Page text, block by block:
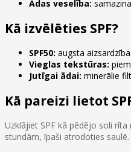
Ādas veselība:
Kā izvēlēties SPF?
SPF50: augsta
Vieglas tekstūras:
Jutīgai ādai: minerālie
Kā pareizi lietot
Uzklājiet SPF kā pēdējo soli
stundām, īpaši atrodoties saulē.